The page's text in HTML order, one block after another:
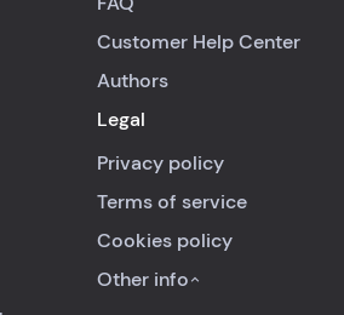
Customer Help Center
Authors
Legal
Privacy policy
Terms of service
Cookies policy
Other info